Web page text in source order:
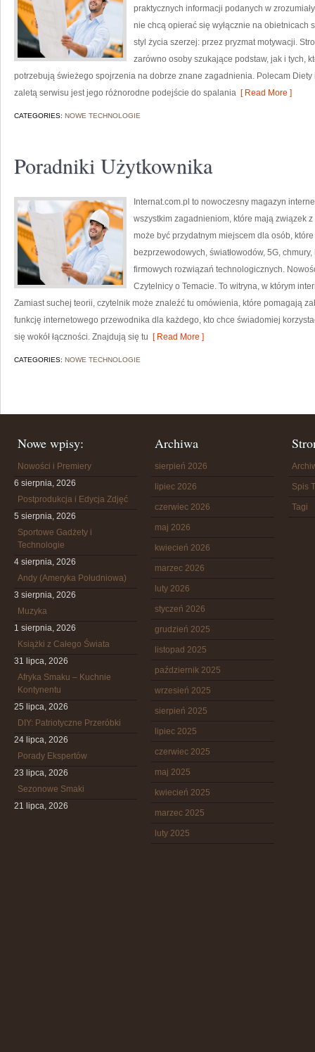
praktycznych informacji podanych w
nie chcą opierać się wyłącznie na obietnicach
styl życia szerzej: przez pryzmat motywacji.
zarówno osoby szukające podstaw, jak i tych,
potrzebują świeżego spojrzenia na dobrze znane zagadnienia. Polecam
zaletą serwisu jest jego różnorodne podejście do spalania [ Read More ]
CATEGORIES: NOWE TECHNOLOGIE
Poradniki Użytkownika
Internat.com.pl to nowoczesny magazyn
wszystkim zagadnieniom, które mają związek
może być przydatnym miejscem dla osób,
bezprzewodowych, światłowodów, 5G,
firmowych rozwiązań technologicznych.
Czytelnicy o Temacie. To witryna, w którym
Zamiast suchej teorii, czytelnik może znaleźć tu omówienia, które pomagają
funkcję internetowego przewodnika dla każdego, kto chce świadomiej
się wokół łączności. Znajdują się tu [ Read More ]
CATEGORIES: NOWE TECHNOLOGIE
Nowe wpisy:
Nowości i Premiery
6 sierpnia, 2026
Postprodukcja i Edycja Zdjęć
5 sierpnia, 2026
Sportowe Gadżety i
Technologie
4 sierpnia, 2026
Andy (Ameryka Południowa)
3 sierpnia, 2026
Muzyka
1 sierpnia, 2026
Książki z Całego Świata
31 lipca, 2026
Afryka Smaku – Kuchnie
Kontynentu
25 lipca, 2026
DIY: Patriotyczne Przeróbki
24 lipca, 2026
Porady Ekspertów
23 lipca, 2026
Sezonowe Smaki
21 lipca, 2026
Archiwa
sierpień 2026
lipiec 2026
czerwiec 2026
maj 2026
kwiecień 2026
marzec 2026
luty 2026
styczeń 2026
grudzień 2025
listopad 2025
październik 2025
wrzesień 2025
sierpień 2025
lipiec 2025
czerwiec 2025
maj 2025
kwiecień 2025
marzec 2025
luty 2025
Spis
Tagi